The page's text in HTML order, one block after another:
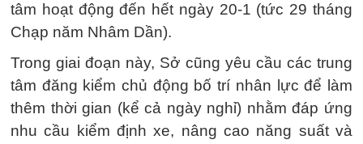
tâm hoạt động đến hết ngày 20-1 (tức 29 tháng
Chạp năm Nhâm Dần).
Trong giai đoạn này, Sở cũng yêu cầu các trung
tâm đăng kiểm chủ động bố trí nhân lực để làm
thêm thời gian (kể cả ngày nghỉ) nhằm đáp ứng
nhu cầu kiểm định xe, nâng cao năng suất và